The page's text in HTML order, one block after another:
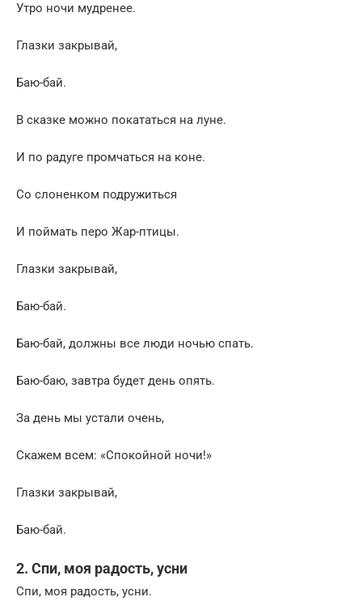
Утро ночи мудренее.
Глазки закрывай,
Баю-бай.
В сказке можно покататься на луне.
И по радуге промчаться на коне.
Со слоненком подружиться
И поймать перо Жар-птицы.
Глазки закрывай,
Баю-бай.
Баю-бай, должны все люди ночью спать.
Баю-баю, завтра будет день опять.
За день мы устали очень,
Скажем всем: «Спокойной ночи!»
Глазки закрывай,
Баю-бай.
2. Спи, моя радость, усни
Спи, моя радость, усни.